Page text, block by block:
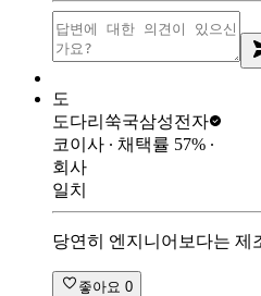
도
도다리쑥국삼성전자
코이사 ∙ 채택률 57% ∙
회사
일치
당연히 엔지니어보다는 제
좋아요 0